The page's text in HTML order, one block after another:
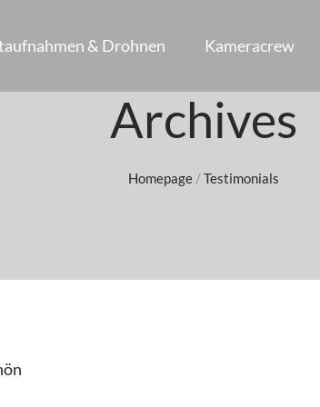
& Drohnen Kameracrew
Archives
Homepage /Testimonials